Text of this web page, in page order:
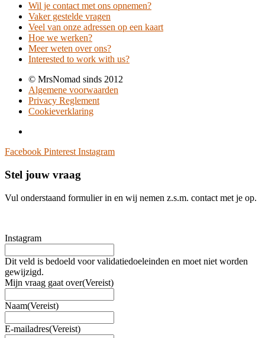
Wil je contact met ons opnemen?
Vaker gestelde vragen
Veel van onze adressen op een kaart
Hoe we werken?
Meer weten over ons?
Interested to work with us?
© MrsNomad sinds 2012
Algemene voorwaarden
Privacy Reglement
Cookieverklaring
Facebook Pinterest Instagram
Stel jouw vraag
Vul onderstaand formulier in en wij nemen z.s.m. contact met je op.
Instagram
Dit veld is bedoeld voor validatiedoeleinden en moet niet worden
gewijzigd.
Mijn vraag gaat over(Vereist)
Naam(Vereist)
E-mailadres(Vereist)